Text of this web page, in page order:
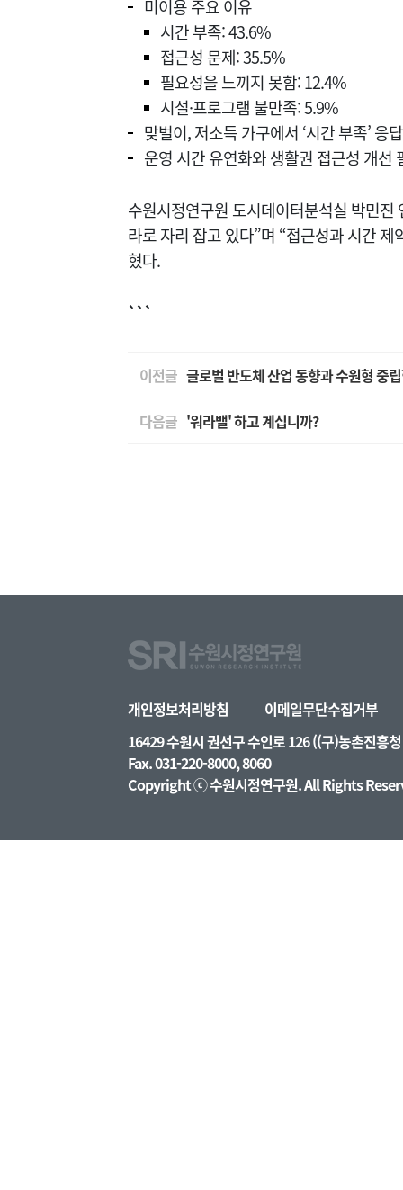
미이용 주요 이유
시간 부족: 43.6%
접근성 문제: 35.5%
필요성을 느끼지 못함: 12.4%
시설·프로그램 불만족: 5.9%
맞벌이, 저소득 가구에서 ‘시간 부족’ 응
운영 시간 유연화와 생활권 접근성 개선
수원시정연구원 도시데이터분석실 박민
라로 자리 잡고 있다”며 “접근성과 시간
혔다.
```
이전글 글로벌 반도체 산업 동향과 수원형 중
다음글 '워라밸' 하고 계십니까?
개인정보처리방침
이메일무단수집거부
16429 수원시 권선구 수인로 126 ((구)농촌진흥
Fax. 031-220-8000, 8060
Copyright ⓒ 수원시정연구원. All Rights